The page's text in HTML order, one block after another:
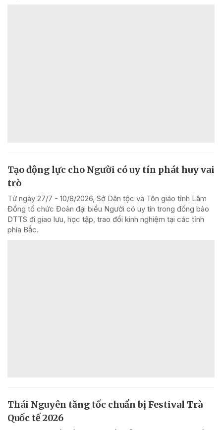
Tạo động lực cho Người có uy tín phát huy vai
trò
Từ ngày 27/7 - 10/8/2026, Sở Dân tộc và Tôn giáo tỉnh Lâm
Đồng tổ chức Đoàn đại biểu Người có uy tín trong đồng bào
DTTS đi giao lưu, học tập, trao đổi kinh nghiệm tại các tỉnh
phía Bắc.
Thái Nguyên tăng tốc chuẩn bị Festival Trà
Quốc tế 2026